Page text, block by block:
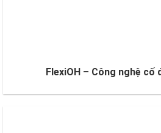
FlexiOH – Công nghệ cố